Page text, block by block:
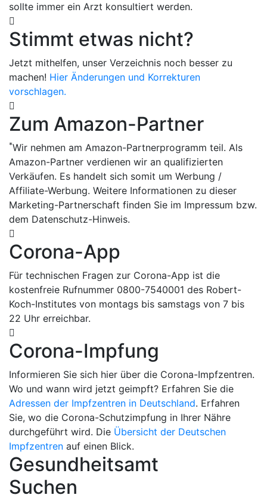
sollte immer ein Arzt konsultiert werden.
Stimmt etwas nicht?
Jetzt mithelfen, unser Verzeichnis noch besser zu
machen! Hier Änderungen und Korrekturen
vorschlagen.
Zum Amazon-Partner
*Wir nehmen am Amazon-Partnerprogramm teil. Als
Amazon-Partner verdienen wir an qualifizierten
Verkäufen. Es handelt sich somit um Werbung /
Affiliate-Werbung. Weitere Informationen zu dieser
Marketing-Partnerschaft finden Sie im Impressum bzw.
dem Datenschutz-Hinweis.
Corona-App
Für technischen Fragen zur Corona-App ist die
kostenfreie Rufnummer 0800-7540001 des Robert-
Koch-Institutes von montags bis samstags von 7 bis
22 Uhr erreichbar.
Corona-Impfung
Informieren Sie sich hier über die Corona-Impfzentren.
Wo und wann wird jetzt geimpft? Erfahren Sie die
Adressen der Impfzentren in Deutschland. Erfahren
Sie, wo die Corona-Schutzimpfung in Ihrer Nähre
durchgeführt wird. Die Übersicht der Deutschen
Impfzentren auf einen Blick.
Gesundheitsamt
Suchen